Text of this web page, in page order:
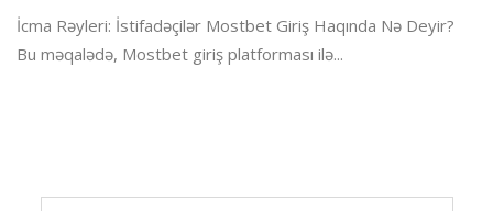
İcma Rəyleri: İstifadəçilər Mostbet Giriş Haqında Nə Deyir?
Bu məqalədə, Mostbet giriş platforması ilə...